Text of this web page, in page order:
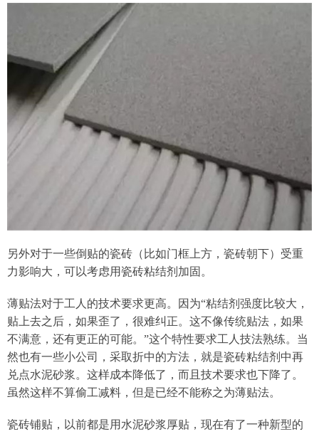
另外对于一些倒贴的瓷砖（比如门框上方，瓷砖朝下）受重
力影响大，可以考虑用瓷砖粘结剂加固。
薄贴法对于工人的技术要求更高。因为“粘结剂强度比较大，
贴上去之后，如果歪了，很难纠正。这不像传统贴法，如果
不满意，还有更正的可能。”这个特性要求工人技法熟练。当
然也有一些小公司，采取折中的方法，就是瓷砖粘结剂中再
兑点水泥砂浆。这样成本降低了，而且技术要求也下降了。
虽然这样不算偷工减料，但是已经不能称之为薄贴法。
瓷砖铺贴，以前都是用水泥砂浆厚贴，现在有了一种新型的